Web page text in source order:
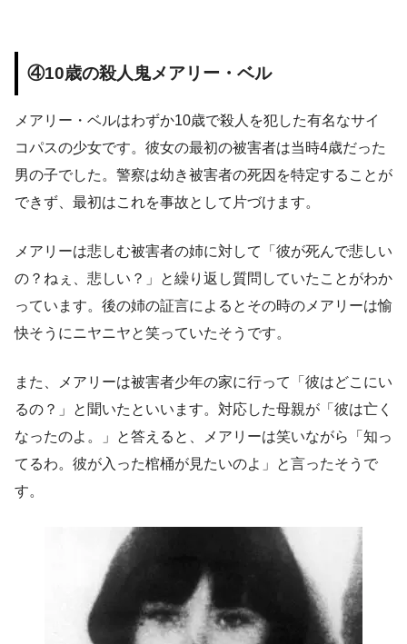
④10歳の殺人鬼メアリー・ベル
メアリー・ベルはわずか10歳で殺人を犯した有名なサイ
コパスの少女です。彼女の最初の被害者は当時4歳だった
男の子でした。警察は幼き被害者の死因を特定することが
できず、最初はこれを事故として片づけます。
メアリーは悲しむ被害者の姉に対して「彼が死んで悲しい
の？ねぇ、悲しい？」と繰り返し質問していたことがわか
っています。後の姉の証言によるとその時のメアリーは愉
快そうにニヤニヤと笑っていたそうです。
また、メアリーは被害者少年の家に行って「彼はどこにい
るの？」と聞いたといいます。対応した母親が「彼は亡く
なったのよ。」と答えると、メアリーは笑いながら「知っ
てるわ。彼が入った棺桶が見たいのよ」と言ったそうで
す。